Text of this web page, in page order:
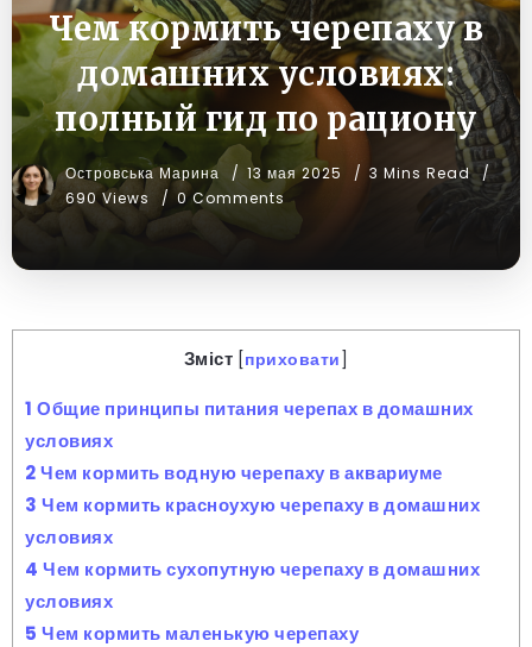
Чем кормить черепаху в
домашних условиях:
полный гид по рациону
Островська Марина 13 мая 2025
3 Mins Read
690 Views
0 Comments
Зміст [приховати ]
1 Общие принципы питания черепах в домашних
условиях
2Чем кормить водную черепаху в аквариуме
3 Чем кормить красноухую черепаху в домашних
условиях
4 Чем кормить сухопутную черепаху в домашних
условиях
5 Чем кормить маленькую черепаху